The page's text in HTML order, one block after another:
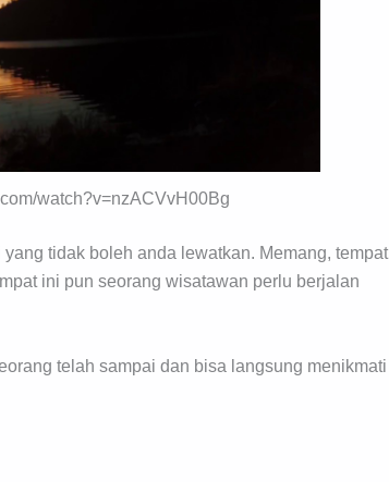
watch?v=nzACVvH00Bg
tidak boleh anda lewatkan. Memang, tempat
ini pun seorang wisatawan perlu berjalan
telah sampai dan bisa langsung menikmati